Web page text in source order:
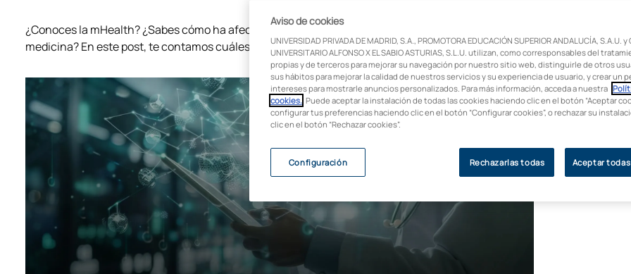
¿Conoces la mHealth? ¿Sabes cómo ha afectado el uso extendido de los smartphones en la
medicina? En este post, te contamos cuáles son sus beneficios. ¡Sigue leyendo!
Aviso de cookies
UNIVERSIDAD PRIVADA DE MADRID, S.A., PROMOTORA EDUCACIÓN SUPERIOR ANDALUCÍA, S.A.U. y
UNIVERSITARIO ALFONSO X EL SABIO ASTURIAS, S.L.U. utilizan, como corresponsables del
propias y de terceros para mejorar su navegación por nuestro sitio web, distinguirle de otros
sus hábitos para mejorar la calidad de nuestros servicios y su experiencia de usuario, y crear un
intereses para mostrarle anuncios personalizados. Para más información, acceda a nuestra
cookies. . Puede aceptar la instalación de todas las cookies haciendo clic en el botón “Aceptar
configurar tus preferencias haciendo clic en el botón “Configurar cookies”, o rechazar su
clic en el botón “Rechazar cookies”.
Rechazarlas todas Aceptar
Configuración